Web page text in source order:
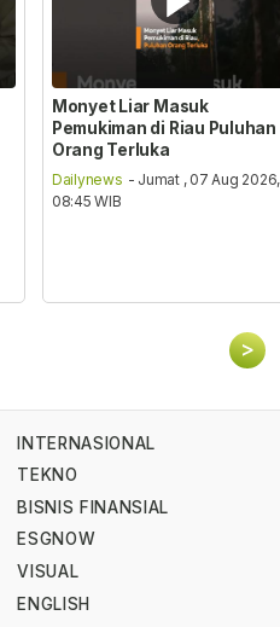
Monyet Liar Masuk
Pemukiman di Riau Puluhan
Orang Terluka
Dailynews - Jumat , 07 Aug 2026,
08:45 WIB
>
INTERNASIONAL
TEKNO
BISNIS FINANSIAL
ESGNOW
VISUAL
ENGLISH